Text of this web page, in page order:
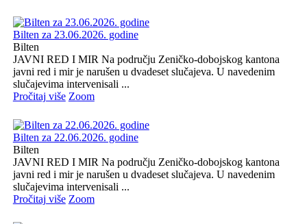
Bilten za 23.06.2026. godine
Bilten
JAVNI RED I MIR Na području Zeničko-dobojskog kantona
javni red i mir je narušen u dvadeset slučajeva. U navedenim
slučajevima intervenisali ...
Pročitaj više Zoom
Bilten za 22.06.2026. godine
Bilten
JAVNI RED I MIR Na području Zeničko-dobojskog kantona
javni red i mir je narušen u dvadeset slučajeva. U navedenim
slučajevima intervenisali ...
Pročitaj više Zoom